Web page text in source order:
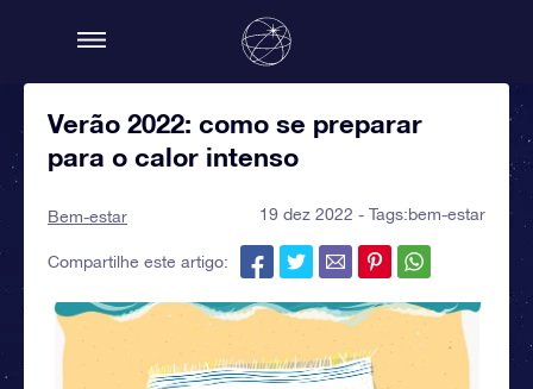
Verão 2022: como se preparar
para o calor intenso
Bem-estar 19 dez 2022 - Tags:bem-estar
Compartilhe este artigo: